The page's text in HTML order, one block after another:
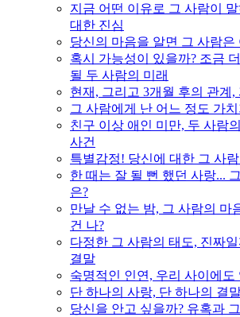
지금 어떤 이유로 그 사람이
대한 진심
당신의 마음을 알면 그 사람은
혹시 가능성이 있을까? 조금
될 두 사람의 미래
현재, 그리고 3개월 후의 관계
그 사람에게 난 어느 정도 가
친구 이상 애인 미만, 두 사람
사건
특별감정! 당신에 대한 그 사
한 때는 잘 될 뻔 했던 사랑...
은?
만날 수 없는 밤, 그 사람의 마
건 나?
다정한 그 사람의 태도, 진짜
결말
숙명적인 인연, 우리 사이에도
단 하나의 사랑, 단 하나의 결
당신을 안고 싶을까? 유혹과